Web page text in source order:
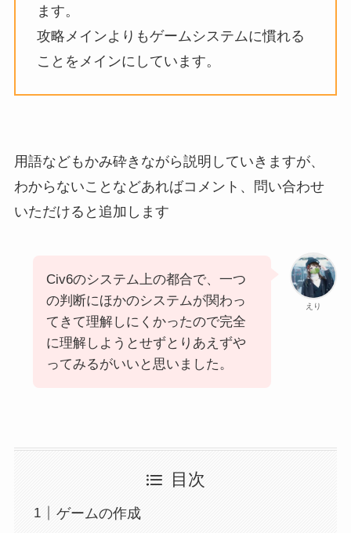
ます。
攻略メインよりもゲームシステムに慣れる
ことをメインにしています。
用語などもかみ砕きながら説明していきますが、
わからないことなどあればコメント、問い合わせ
いただけると追加します
えり
Civ6のシステム上の都合で、一つ
の判断にほかのシステムが関わっ
てきて理解しにくかったので完全
に理解しようとせずとりあえずや
ってみるがいいと思いました。
目次
ゲームの作成